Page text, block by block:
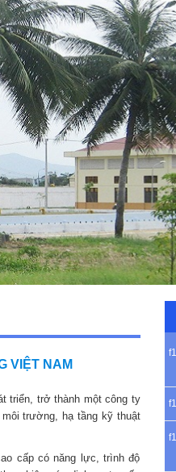
VIỆT NAM
triển, trở thành một công ty
trường, hạ tầng kỹ thuật
cấp có năng lực, trình độ